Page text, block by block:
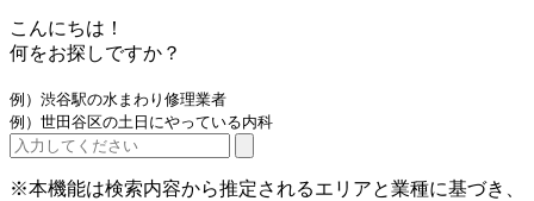
こんにちは！
何をお探しですか？
例）渋谷駅の水まわり修理業者
例）世田谷区の土日にやっている内科
※本機能は検索内容から推定されるエリアと業種に基づき、